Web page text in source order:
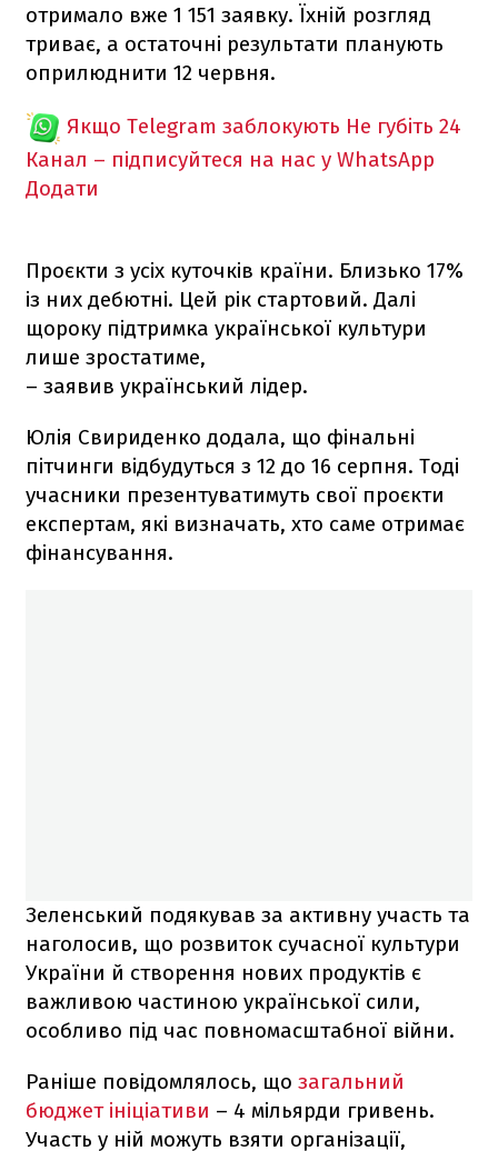
отримало вже 1 151 заявку. Їхній розгляд
триває, а остаточні результати планують
оприлюднити 12 червня.
Якщо Telegram заблокують Не губіть 24
Канал – підписуйтеся на нас у WhatsApp
Додати
Проєкти з усіх куточків країни. Близько 17%
із них дебютні. Цей рік стартовий. Далі
щороку підтримка української культури
лише зростатиме,
– заявив український лідер.
Юлія Свириденко додала, що фінальні
пітчинги відбудуться з 12 до 16 серпня. Тоді
учасники презентуватимуть свої проєкти
експертам, які визначать, хто саме отримає
фінансування.
Зеленський подякував за активну участь та
наголосив, що розвиток сучасної культури
України й створення нових продуктів є
важливою частиною української сили,
особливо під час повномасштабної війни.
Раніше повідомлялось, що загальний
бюджет ініціативи – 4 мільярди гривень.
Участь у ній можуть взяти організації,